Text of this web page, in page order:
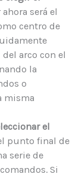
será el
centro de
arco con el
la
o
misma
el
punto final de
serie de
Si